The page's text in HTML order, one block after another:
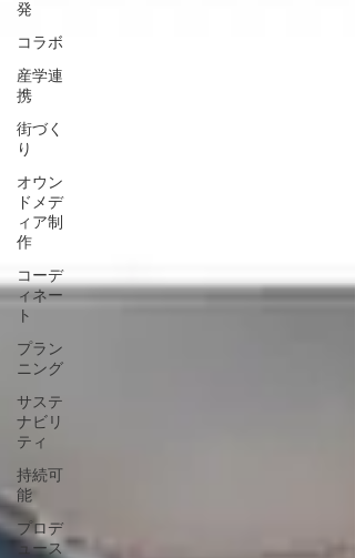
発
コラボ
産学連
携
街づく
り
オウン
ドメデ
ィア制
作
コーデ
ィネー
ト
プラン
ニング
サステ
ナビリ
ティ
持続可
能
プロデ
ュース